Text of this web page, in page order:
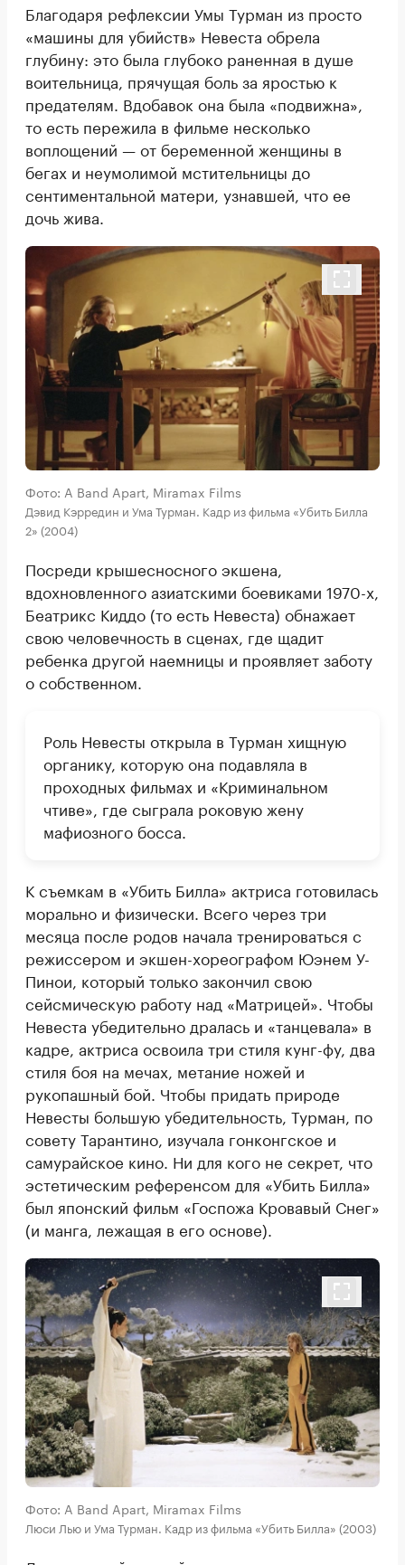
Благодаря рефлексии Умы Турман из просто
«машины для убийств» Невеста обрела
глубину: это была глубоко раненная в душе
воительница, прячущая боль за яростью к
предателям. Вдобавок она была «подвижна»,
то есть пережила в фильме несколько
воплощений — от беременной женщины в
бегах и неумолимой мстительницы до
сентиментальной матери, узнавшей, что ее
дочь жива.
Фото: A Band Apart, Miramax Films
Дэвид Кэрредин и Ума Турман. Кадр из фильма «Убить Билла
2» (2004)
Посреди крышесносного экшена,
вдохновленного азиатскими боевиками 1970-х,
Беатрикс Киддо (то есть Невеста) обнажает
свою человечность в сценах, где щадит
ребенка другой наемницы и проявляет заботу
о собственном.
Роль Невесты открыла в Турман хищную
органику, которую она подавляла в
проходных фильмах и «Криминальном
чтиве», где сыграла роковую жену
мафиозного босса.
К съемкам в «Убить Билла» актриса готовилась
морально и физически. Всего через три
месяца после родов начала тренироваться с
режиссером и экшен-хореографом Юэнем У-
Пинои, который только закончил свою
сейсмическую работу над «Матрицей». Чтобы
Невеста убедительно дралась и «танцевала» в
кадре, актриса освоила три стиля кунг-фу, два
стиля боя на мечах, метание ножей и
рукопашный бой. Чтобы придать природе
Невесты большую убедительность, Турман, по
совету Тарантино, изучала гонконгское и
самурайское кино. Ни для кого не секрет, что
эстетическим референсом для «Убить Билла»
был японский фильм «Госпожа Кровавый Снег»
(и манга, лежащая в его основе).
Фото: A Band Apart, Miramax Films
Люси Лью и Ума Турман. Кадр из фильма «Убить Билла» (2003)